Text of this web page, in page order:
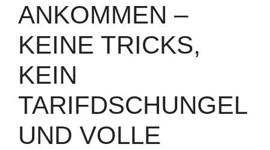
ANKOMMEN –
KEINE TRICKS,
KEIN
TARIFDSCHUNGEL
UND VOLLE